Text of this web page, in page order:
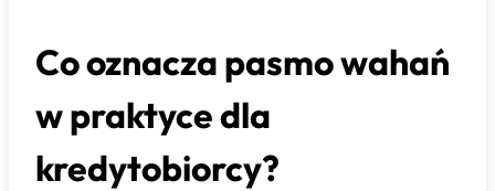
Co oznacza pasmo wahań
w praktyce dla
kredytobiorcy?